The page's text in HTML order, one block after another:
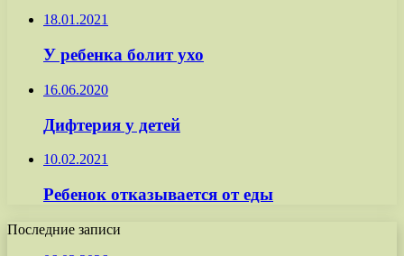
18.01.2021
У ребенка болит ухо
16.06.2020
Дифтерия у детей
10.02.2021
Ребенок отказывается от еды
Последние записи